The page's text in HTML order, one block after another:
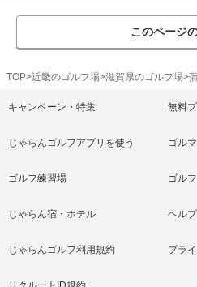
このページ
TOP 近畿のゴルフ場 滋賀県のゴルフ場
キャンペーン・特集 無料
じゃらんゴルフアプリを使う ゴルマ
ゴルフ練習場 ゴル
じゃらん宿・ホテル ヘル
じゃらんゴルフ利用規約 プラ